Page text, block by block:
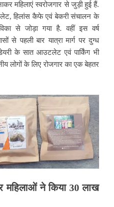
महिलाएं स्वरोजगार से जुड़ी हुई हैं.
हिलांस कैफे एवं बेकरी संचालन के
से जोड़ा गया है. वहीं इस वर्ष
से पहली बार यात्रा मार्ग पर दुग्ध
के सात आउटलेट एवं पार्किंग भी
लोगों के लिए रोजगार का एक बेहतर
महिलाओं ने किया 30 लाख